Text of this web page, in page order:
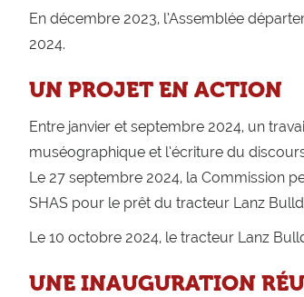
En décembre 2023, l’Assemblée
2024.
UN PROJET EN ACTION
Entre janvier et septembre 2024, un
muséographique et l’écriture du
Le 27 septembre 2024, la Commission
SHAS pour le prêt du tracteur Lanz
Le 10 octobre 2024, le tracteur Lanz
UNE INAUGURATION